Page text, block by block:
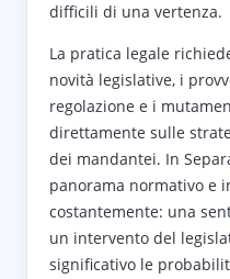
difficili di una vertenza.
La pratica legale
novità legislative, i
regolazione e i
direttamente sulle
dei mandantei. In
panorama normativo e
costantemente: una
un intervento del
significativo le